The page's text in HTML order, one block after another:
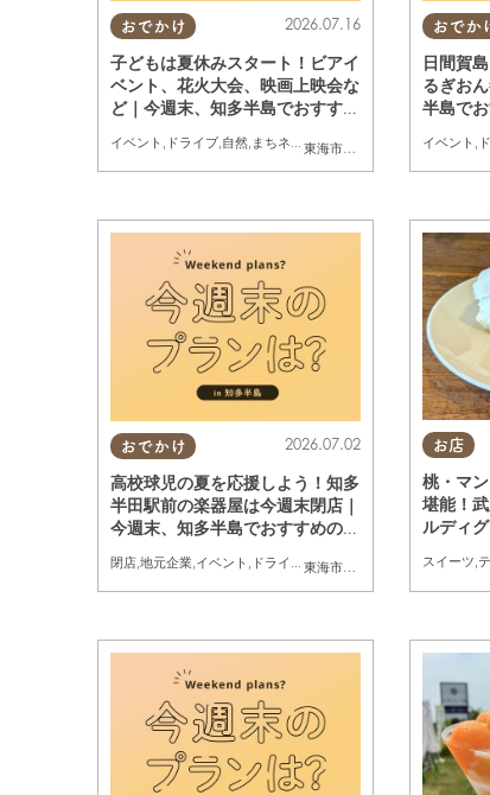
おでかけ
東海市大府市 東浦町, 半田市
2026.07.16
子どもは夏休みスタート！ビアイ
ベント、花火大会、映画上映会な
ど｜今週末、知多半島でおすすめ
0(月祝)】
イベント , ドライブ,自然, まちネタ ,季節ネタ
おでか
日間賀
るぎお
半島で
イベント ,
おでかけ
東海市
,大府市 知多市,東浦町,
2026.07.02
高校球児の夏を応援しよう！知多
半田駅前の楽器屋は今週末閉店｜
今週末、知多半島でおすすめのプ
閉店 地元企業 イベント ドライブ ,自然,まちネタ 季節ネタ, スポ
お店
桃・マ
堪能！
ルディ
スイーツ,